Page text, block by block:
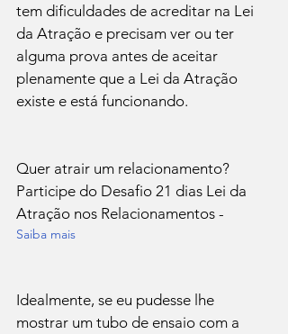
tem dificuldades de acreditar na Lei
da Atração e precisam ver ou ter
alguma prova antes de aceitar
plenamente que a Lei da Atração
existe e está funcionando.
Quer atrair um relacionamento?
Participe do Desafio 21 dias Lei da
Atração nos Relacionamentos -
Saiba mais
Idealmente, se eu pudesse lhe
mostrar um tubo de ensaio com a